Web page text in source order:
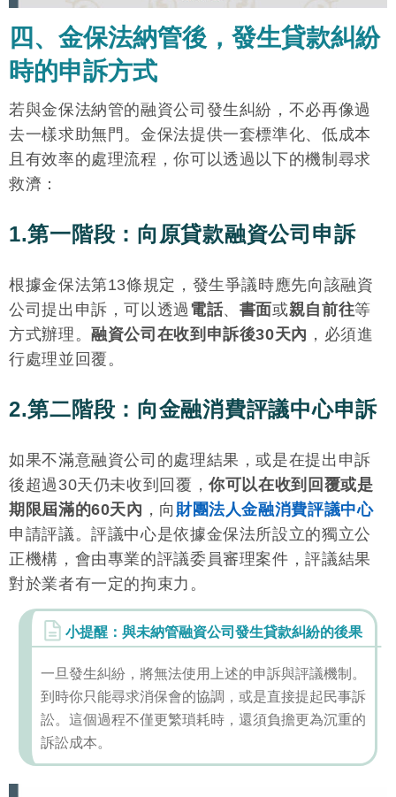
四、金保法納管後，發生貸款糾紛
時的申訴方式
若與金保法納管的融資公司發生糾紛，不必再像過
去一樣求助無門。金保法提供一套標準化、低成本
且有效率的處理流程，你可以透過以下的機制尋求
救濟：
1.第一階段：向原貸款融資公司申訴
根據金保法第13條規定，發生爭議時應先向該融資
公司提出申訴，可以透過 電話、 書面或親自前往等
方式辦理。融資公司在收到申訴後30天內 ，必須進
行處理並回覆。
2.第二階段：向金融消費評議中心申訴
如果不滿意融資公司的處理結果，或是在提出申訴
後超過30天仍未收到回覆，你可以在收到回覆或是
期限屆滿的60天內 ，向 財團法人金融消費評議中心
申請評議。評議中心是依據金保法所設立的獨立公
正機構，會由專業的評議委員審理案件，評議結果
對於業者有一定的拘束力。
小提醒：與未納管融資公司發生貸款糾紛的後果
一旦發生糾紛，將無法使用上述的申訴與評議機制。
到時你只能尋求消保會的協調，或是直接提起民事訴
訟。這個過程不僅更繁瑣耗時，還須負擔更為沉重的
訴訟成本。